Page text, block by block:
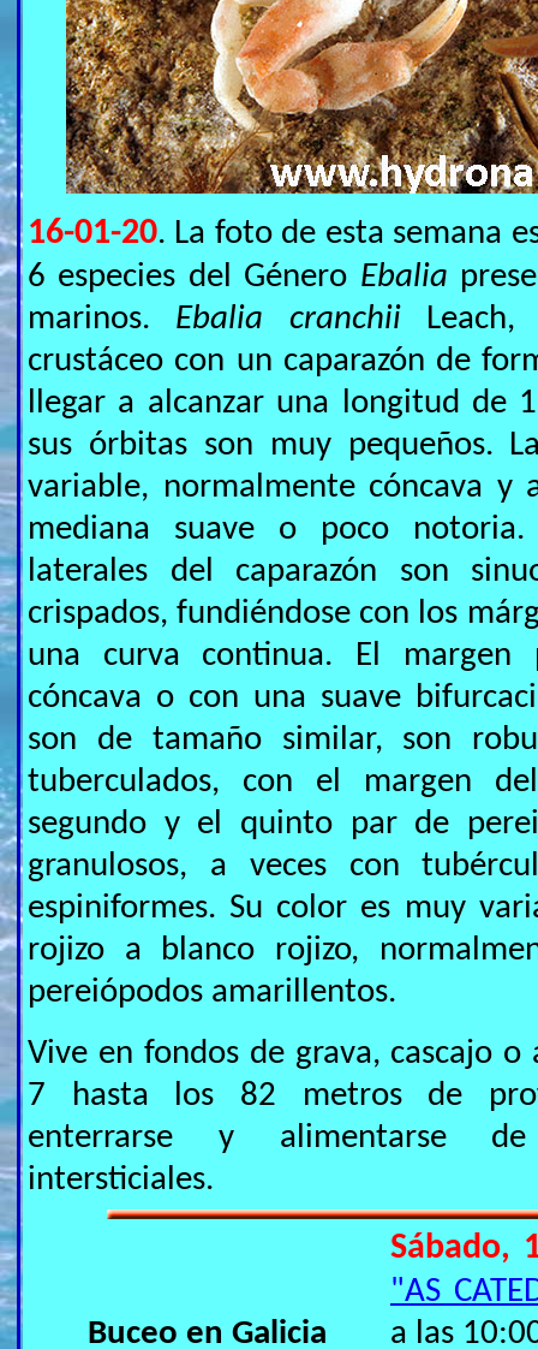
16-01-20. La foto de esta semana
6 especies del Género Ebalia
marinos. Ebalia cranchii
crustáceo con un caparazón de
llegar a alcanzar una longitud de
sus órbitas son muy pequeños.
variable, normalmente cóncava y
mediana suave o poco notoria.
laterales del caparazón son
crispados, fundiéndose con los
una curva continua. El margen
cóncava o con una suave
son de tamaño similar, son
tuberculados, con el margen
segundo y el quinto par de
granulosos, a veces con
espiniformes. Su color es muy
rojizo a blanco rojizo,
pereiópodos amarillentos.
Vive en fondos de grava, cascajo o
7 hasta los 82 metros de
enterrarse y alimentarse
intersticiales.
Buceo en Galicia
Sábado,
"AS
a las